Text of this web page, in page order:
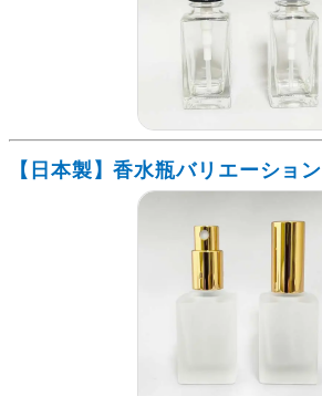
【日本製】香水瓶バリエーション